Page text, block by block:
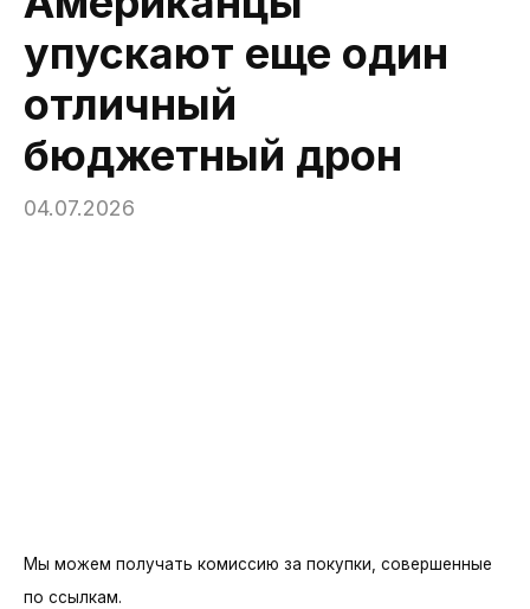
упускают еще один
отличный
бюджетный дрон
04.07.2026
Мы можем получать комиссию за покупки, совершенные
по ссылкам.